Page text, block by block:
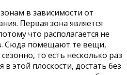
в зависимости от
Первая зона является
что располагается не
Сюда помещают те вещи,
то есть несколько раз
в этой плоскости, достать без